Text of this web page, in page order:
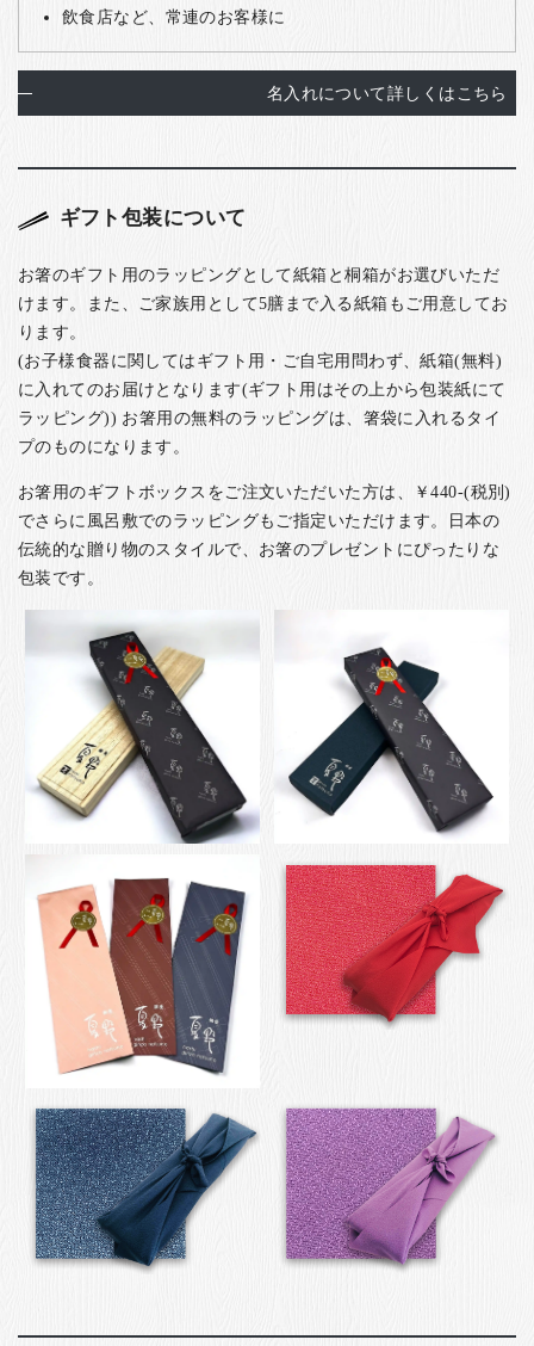
飲食店など、常連のお客様に
名入れについて詳しくはこちら
ギフト包装について
お箸のギフト用のラッピングとして紙箱と桐箱がお選びいただ
けます。また、ご家族用として5膳まで入る紙箱もご用意してお
ります。
(お子様食器に関してはギフト用・ご自宅用問わず、紙箱(無料)
に入れてのお届けとなります(ギフト用はその上から包装紙にて
ラッピング)) お箸用の無料のラッピングは、箸袋に入れるタイ
プのものになります。
お箸用のギフトボックスをご注文いただいた方は、￥440-(税別)
でさらに風呂敷でのラッピングもご指定いただけます。日本の
伝統的な贈り物のスタイルで、お箸のプレゼントにぴったりな
包装です。